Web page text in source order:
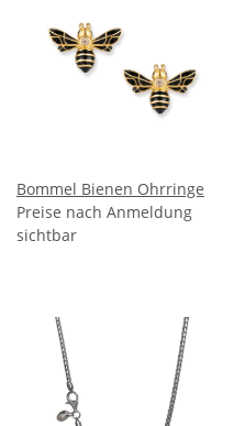
Bommel Bienen Ohrringe
Preise nach Anmeldung
sichtbar